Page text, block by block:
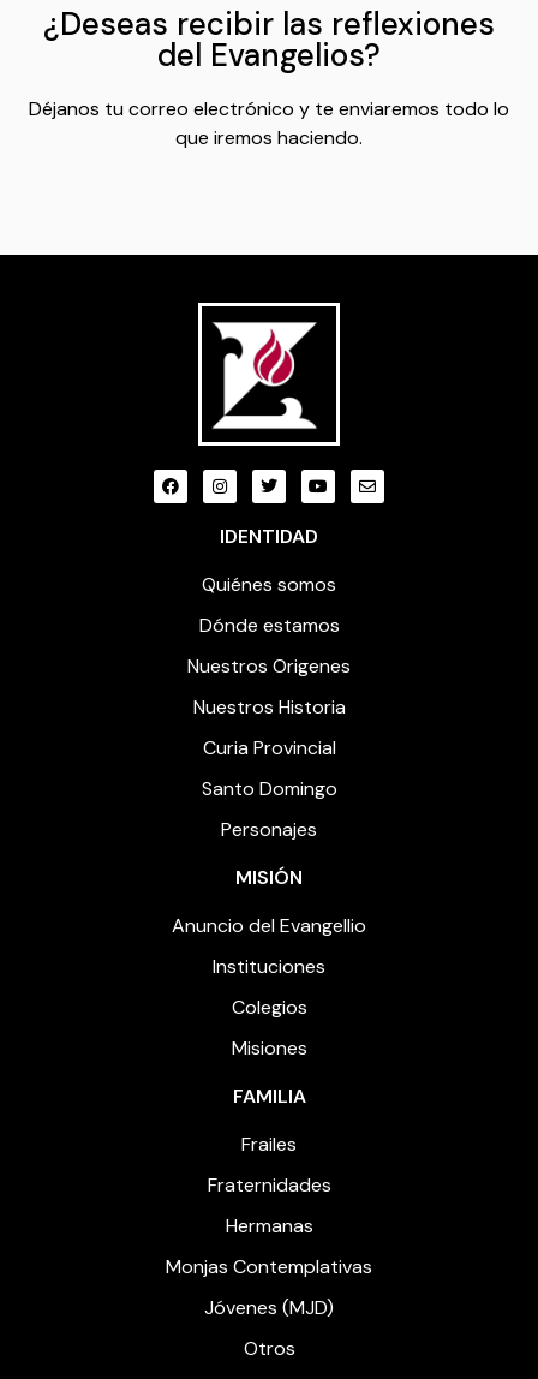
¿Deseas recibir las reflexiones
del Evangelios?
Déjanos tu correo electrónico y te enviaremos todo lo
que iremos haciendo.
IDENTIDAD
Quiénes somos
Dónde estamos
Nuestros Origenes
Nuestros Historia
Curia Provincial
Santo Domingo
Personajes
MISIÓN
Anuncio del Evangellio
Instituciones
Colegios
Misiones
FAMILIA
Frailes
Fraternidades
Hermanas
Monjas Contemplativas
Jóvenes (MJD)
Otros